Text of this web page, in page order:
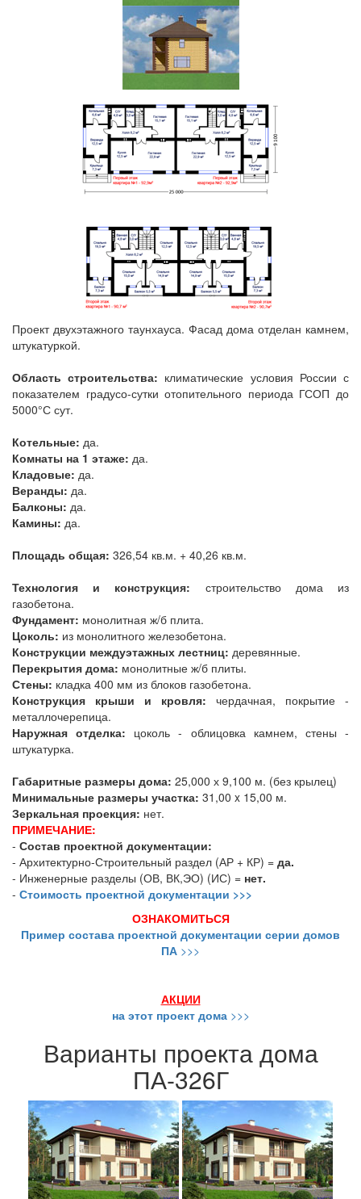
Проект двухэтажного таунхауса. Фасад дома отделан камнем,
штукатуркой.
Область строительства: климатические условия России с
показателем градусо-сутки отопительного периода ГСОП до
5000°С сут.
Котельные: да.
Комнаты на 1 этаже: да.
Кладовые: да.
Веранды: да.
Балконы: да.
Камины: да.
Площадь общая: 326,54 кв.м. + 40,26 кв.м.
Технология и конструкция: строительство дома из
газобетона.
Фундамент: монолитная ж/б плита.
Цоколь: из монолитного железобетона.
Конструкции междуэтажных лестниц: деревянные.
Перекрытия дома: монолитные ж/б плиты.
Стены: кладка 400 мм из блоков газобетона.
Конструкция крыши и кровля: чердачная, покрытие -
металлочерепица.
Наружная отделка: цоколь - облицовка камнем, стены -
штукатурка.
Габаритные размеры дома: 25,000 х 9,100 м. (без крылец)
Минимальные размеры участка: 31,00 x 15,00 м.
Зеркальная проекция: нет.
ПРИМЕЧАНИЕ:
- Состав проектной документации:
- Архитектурно-Строительный раздел (АР + КР) = да.
- Инженерные разделы (ОВ, ВК,ЭО) (ИС) = нет.
- Стоимость проектной документации >>>
ОЗНАКОМИТЬСЯ
Пример состава проектной документации серии домов
ПА >>>
АКЦИИ
на этот проект дома>>>
Варианты проекта дома
ПА-326Г